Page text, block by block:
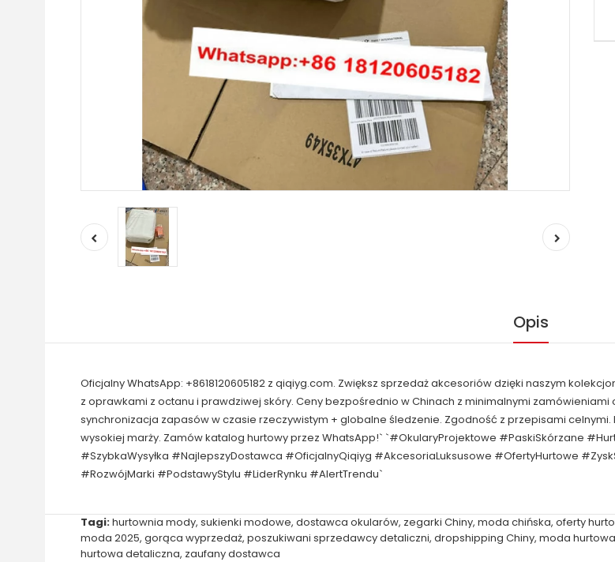
Opis
Oficjalny WhatsApp: +8618120605182 z qiqiyg.com. Zwiększ sprzedaż akcesoriów dzięki naszym
z oprawkami z octanu i prawdziwej skóry. Ceny bezpośrednio w Chinach z minimalnymi
synchronizacja zapasów w czasie rzeczywistym + globalne śledzenie. Zgodność z przepisami
wysokiej marży. Zamów katalog hurtowy przez WhatsApp!` `#OkularyProjektowe #PaskiSkórzane
#SzybkaWysyłka #NajlepszyDostawca #OficjalnyQiqiyg #AkcesoriaLuksusowe #OfertyHurtowe
#RozwójMarki #PodstawyStylu #LiderRynku #AlertTrendu`
Tagi:hurtownia mody, sukienki modowe, dostawca okularów, zegarki Chiny, moda chińska, oferty
moda 2025, gorąca wyprzedaż, poszukiwani sprzedawcy detaliczni, dropshipping Chiny, moda hurtowa
hurtowa detaliczna, zaufany dostawca